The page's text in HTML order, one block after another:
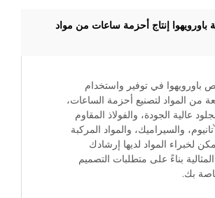
إنتاج أحزمة ساعات من مواد
باورويهوا في توفير واستخدام
من المواد لتصنيع أحزمة الساعات،
عالية الجودة، والفولاذ المقاوم
للصدأ، والไทتانيوم، والسيراميك، والمواد المركبة
لخبراء المواد لديها إرشادك
المثالية بناءً على متطلبات التصميم
بك.